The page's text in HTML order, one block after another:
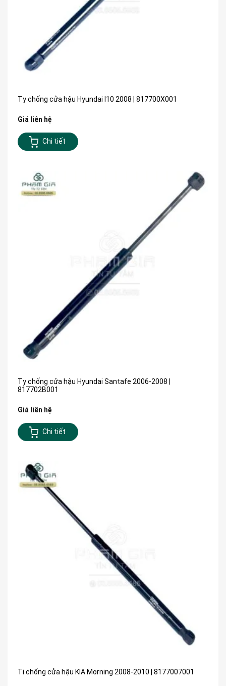
Ty chống cửa hậu Hyundai I10 2008 | 817700X001
Giá liên hệ
Chi tiết
Ty chống cửa hậu Hyundai Santafe 2006-2008 |
817702B001
Giá liên hệ
Chi tiết
Ti chống cửa hậu KIA Morning 2008-2010 | 8177007001